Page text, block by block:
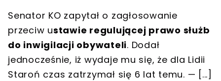
Senator KO zapytał o zagłosowanie
przeciw ustawie regulującej prawo służb
do inwigilacji obywateli. Dodał
jednocześnie, iż wydaje mu się, że dla Lidii
Staroń czas zatrzymał się 6 lat temu. — [...]